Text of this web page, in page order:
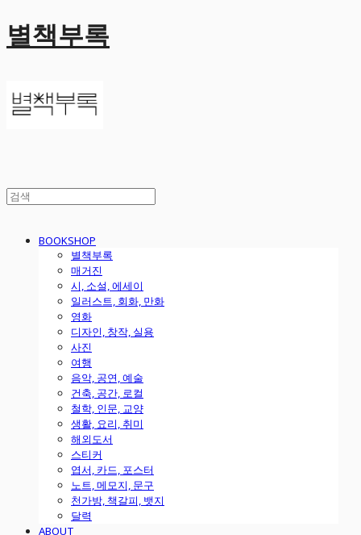
별책부록
BOOKSHOP
별책부록
매거진
시, 소설, 에세이
일러스트, 회화, 만화
영화
디자인, 창작, 실용
사진
여행
음악, 공연, 예술
건축, 공간, 로컬
철학, 인문, 교양
생활, 요리, 취미
해외도서
스티커
엽서, 카드, 포스터
노트, 메모지, 문구
천가방, 책갈피, 뱃지
달력
ABOUT